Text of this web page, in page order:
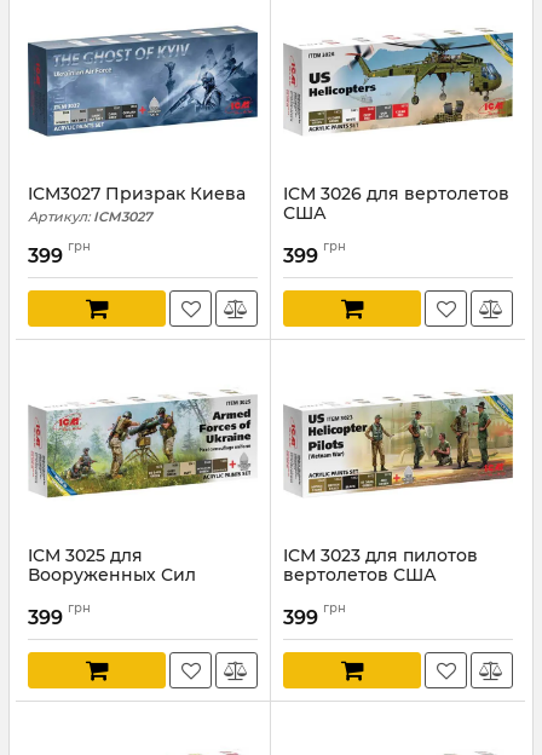
ICM3027 Призрак Киева
Артикул: ICM3027
399 грн
ICM 3026 для вертолетов
США
399 грн
ICM 3025 для
Вооруженных Сил
Артикул:
399 грн
ICM 3023 для пилотов
вертолетов США
399 грн